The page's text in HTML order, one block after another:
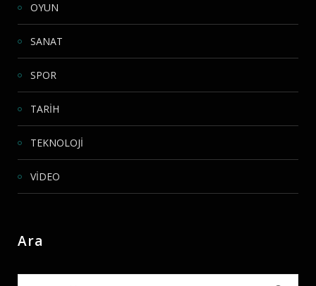
OYUN
SANAT
SPOR
TARİH
TEKNOLOJİ
VİDEO
Ara